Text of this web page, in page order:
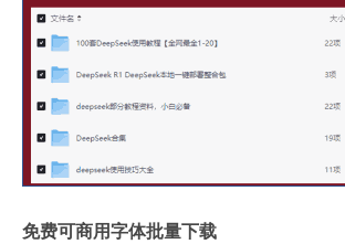
免费可商用字体批量下载